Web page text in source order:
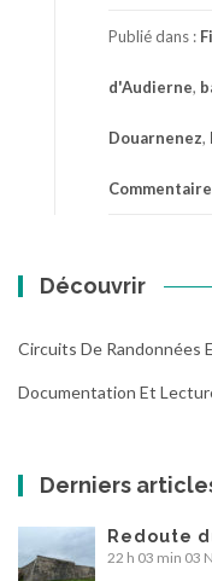
Publié dans :
d'Audierne,
Douarnenez,
Commentaire
Découvrir
Circuits De Randonnées
Documentation Et
Derniers
Redoute
22 h 03 min 03